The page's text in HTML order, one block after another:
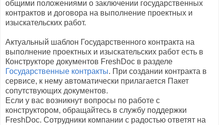
общими положениями о заключении государственных
контрактов и договора на выполнение проектных и
изыскательских работ.
Актуальный шаблон Государственного контракта на
выполнение проектных и изыскательских работ есть в
Конструкторе документов FreshDoc в разделе
Государственные контракты. При создании контракта в
сервисе, к нему автоматически прилагается Пакет
сопутствующих документов.
Если у вас возникнут вопросы по работе с
конструктором, обращайтесь в службу поддержки
FreshDoc. Сотрудники компании с радостью ответят на